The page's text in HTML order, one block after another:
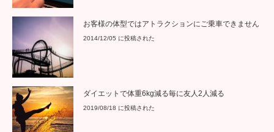
お客様の体型ではアトラクションにご乗車できません
2014/12/05 に投稿された
ダイエットで体重6kg減る毎に友人2人減る
2019/08/18 に投稿された